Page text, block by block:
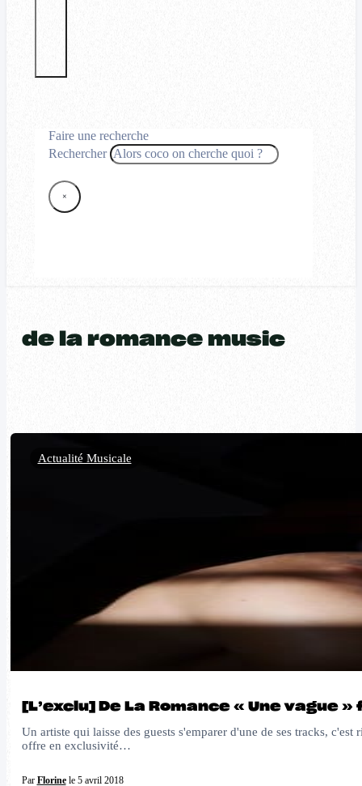
Faire une recherche
Rechercher
×
de la romance music
[L’exclu] De La Romance « Une vague
Un artiste qui laisse des guests s'emparer d'une de ses tracks,
offre en exclusivité…
Par Florinele 5 avril 2018
Actualité Musicale